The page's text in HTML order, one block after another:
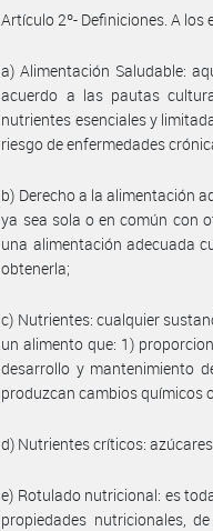
Artículo 2º- Definiciones. A los
a) Alimentación Saludable:
acuerdo a las pautas
nutrientes esenciales y
riesgo de enfermedades
b) Derecho a la alimentación
ya sea sola o en común con
una alimentación adecuada
obtenerla;
c) Nutrientes: cualquier
un alimento que: 1)
desarrollo y mantenimiento
produzcan cambios químicos
d) Nutrientes críticos:
e) Rotulado nutricional: es
propiedades nutricionales,